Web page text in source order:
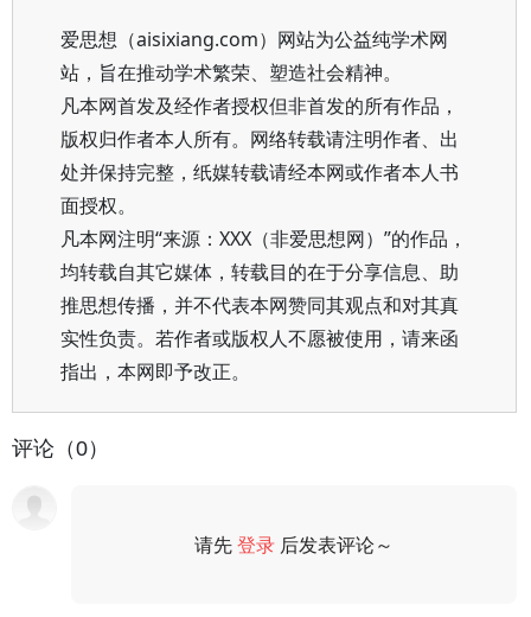
爱思想（aisixiang.com）网站为公益纯学术网
站，旨在推动学术繁荣、塑造社会精神。
凡本网首发及经作者授权但非首发的所有作品，
版权归作者本人所有。网络转载请注明作者、出
处并保持完整，纸媒转载请经本网或作者本人书
面授权。
凡本网注明“来源：XXX（非爱思想网）”的作品，
均转载自其它媒体，转载目的在于分享信息、助
推思想传播，并不代表本网赞同其观点和对其真
实性负责。若作者或版权人不愿被使用，请来函
指出，本网即予改正。
评论（0）
请先登录 后发表评论～